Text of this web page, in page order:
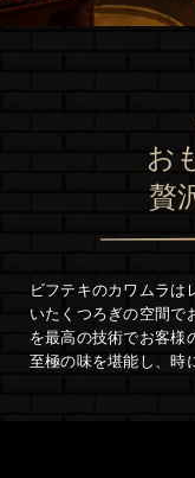
お
贅
ビフテキのカワムラは
いたくつろぎの空間で
を最⾼の技術でお客様
至極の味を堪能し、時